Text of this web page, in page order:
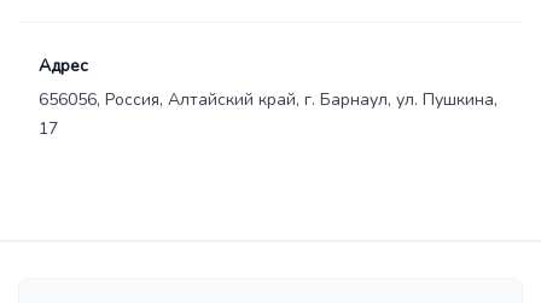
Адрес
656056, Россия, Алтайский край, г. Барнаул, ул. Пушкина,
17